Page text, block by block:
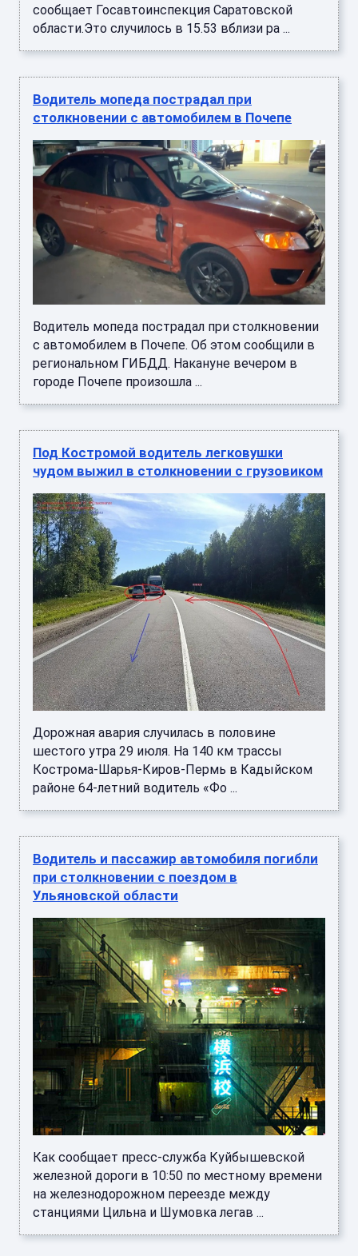
сообщает Госавтоинспекция Саратовской
области.Это случилось в 15.53 вблизи ра ...
Водитель мопеда пострадал при
столкновении с автомобилем в Почепе
Водитель мопеда пострадал при столкновении
с автомобилем в Почепе. Об этом сообщили в
региональном ГИБДД. Накануне вечером в
городе Почепе произошла ...
Под Костромой водитель легковушки
чудом выжил в столкновении с грузовиком
Дорожная авария случилась в половине
шестого утра 29 июля. На 140 км трассы
Кострома-Шарья-Киров-Пермь в Кадыйском
районе 64-летний водитель «Фо ...
Водитель и пассажир автомобиля погибли
при столкновении с поездом в
Ульяновской области
Как сообщает пресс-служба Куйбышевской
железной дороги в 10:50 по местному времени
на железнодорожном переезде между
станциями Цильна и Шумовка легав ...